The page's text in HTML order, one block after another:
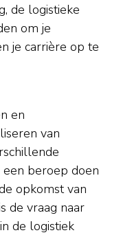
de logistieke
om je
je carrière op te
en
van
beroep doen
opkomst van
de vraag naar
de logistiek